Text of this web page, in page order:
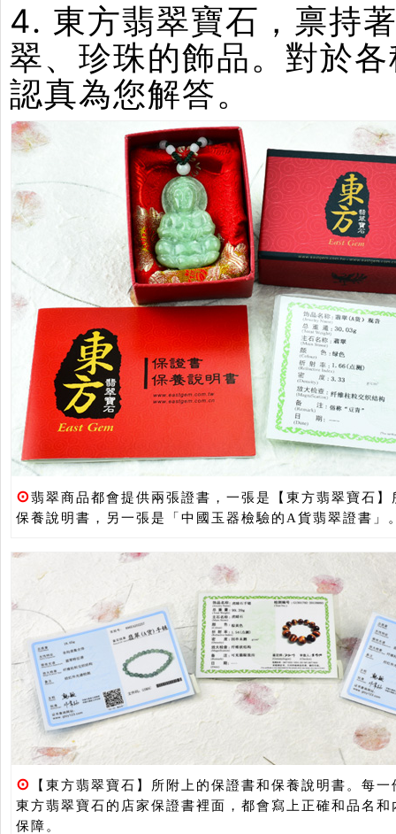
4. 東方翡翠寶石，禀持
翠、珍珠的飾品。對於
認真為您解答。
⊙翡翠商品都會提供兩張證書，一張是【東方翡翠寶石
保養說明書，另一張是「中國玉器檢驗的A貨翡翠證書」
⊙
【東方翡翠寶石】所附上的保證書和保養說明書。每
東方翡翠寶石的店家保證書裡面，都會寫上正確和品名
保障。